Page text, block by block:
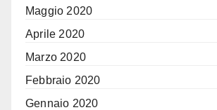
Maggio 2020
Aprile 2020
Marzo 2020
Febbraio 2020
Gennaio 2020